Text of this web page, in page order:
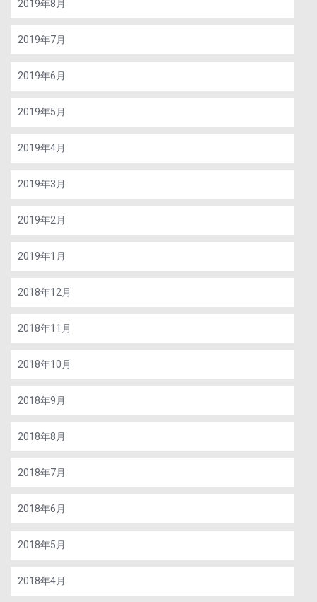
2019年8月
2019年7月
2019年6月
2019年5月
2019年4月
2019年3月
2019年2月
2019年1月
2018年12月
2018年11月
2018年10月
2018年9月
2018年8月
2018年7月
2018年6月
2018年5月
2018年4月